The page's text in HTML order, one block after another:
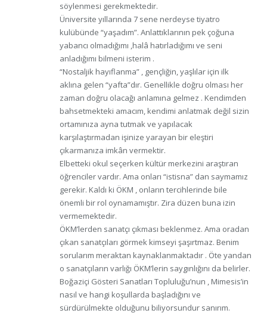
söylenmesi gerekmektedir.
Üniversite yıllarında 7 sene nerdeyse tiyatro
kulübünde “yaşadım”. Anlattıklarının pek çoğuna
yabancı olmadığımı ,halâ hatırladığımı ve seni
anladığımı bilmeni isterim .
“Nostaljik hayıflanma” , gençliğin, yaşlılar için ilk
aklına gelen “yafta”dır. Genellikle doğru olması her
zaman doğru olacağı anlamına gelmez . Kendimden
bahsetmekteki amacım, kendimi anlatmak değil sizin
ortamınıza ayna tutmak ve yapılacak
karşılaştırmadan işinize yarayan bir eleştiri
çıkarmanıza imkân vermektir.
Elbetteki okul seçerken kültür merkezini araştıran
öğrenciler vardır. Ama onları “istisna” dan saymamız
gerekir. Kaldı ki ÖKM , onların tercihlerinde bile
önemli bir rol oynamamıştır. Zira düzen buna izin
vermemektedir.
ÖKM’lerden sanatçı çıkması beklenmez. Ama oradan
çıkan sanatçıları görmek kimseyi şaşırtmaz. Benim
sorularım meraktan kaynaklanmaktadır . Öte yandan
o sanatçıların varlığı ÖKM’lerin saygınlığını da belirler.
Boğaziçi Gösteri Sanatları Topluluğu’nun , Mimesis’in
nasıl ve hangi koşullarda başladığını ve
sürdürülmekte olduğunu biliyorsundur sanırım.